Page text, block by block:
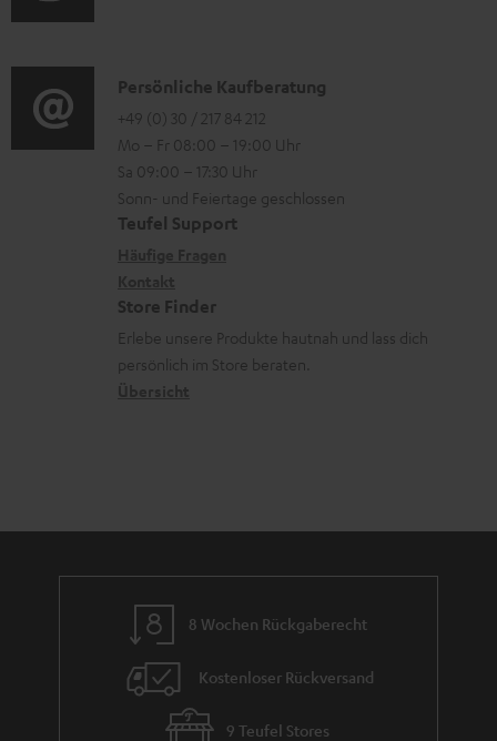
l
a
d
e
e
n
z
u
r
a
r
a
g
e
r
ä
t
ü
c
m
i
o
-
L
e
k
o
K
o
n
t
a
d
a
Persönliche Kaufberatung
+49 (0) 30 / 217 84 212
Mo – Fr 08:00 – 19:00 Uhr
Sa 09:00 – 17:30 Uhr
Sonn- und Feiertage geschlossen
Teufel Support
Store Finder
Erlebe unsere Produkte hautnah und lass dich
persönlich im Store beraten.
8 Wochen Rückgaberecht
Kostenloser Rückversand
9 Teufel Stores